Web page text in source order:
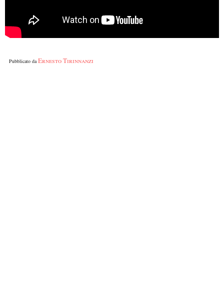
Pubblicato da Ernesto Tirinnanzi